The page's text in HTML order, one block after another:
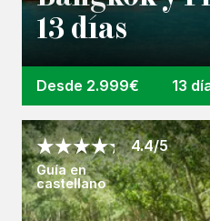
13 días
Desde 2.999€ 13
4.4/5
Guía en
castellano